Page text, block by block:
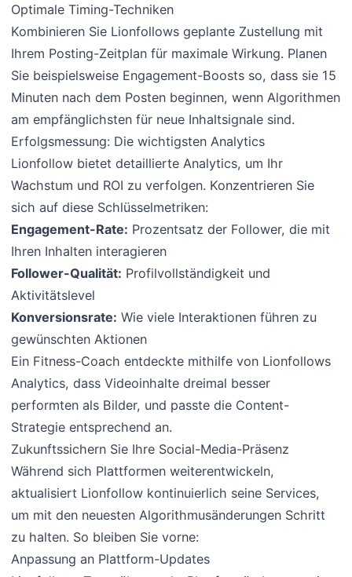
Optimale Timing-Techniken
Kombinieren Sie Lionfollows geplante Zustellung mit
Ihrem Posting-Zeitplan für maximale Wirkung. Planen
Sie beispielsweise Engagement-Boosts so, dass sie 15
Minuten nach dem Posten beginnen, wenn Algorithmen
am empfänglichsten für neue Inhaltsignale sind.
Erfolgsmessung: Die wichtigsten Analytics
Lionfollow bietet detaillierte Analytics, um Ihr
Wachstum und ROI zu verfolgen. Konzentrieren Sie
sich auf diese Schlüsselmetriken:
Engagement-Rate: Prozentsatz der Follower, die mit
Ihren Inhalten interagieren
Follower-Qualität: Profilvollständigkeit und
Aktivitätslevel
Konversionsrate: Wie viele Interaktionen führen zu
gewünschten Aktionen
Ein Fitness-Coach entdeckte mithilfe von Lionfollows
Analytics, dass Videoinhalte dreimal besser
performten als Bilder, und passte die Content-
Strategie entsprechend an.
Zukunftssichern Sie Ihre Social-Media-Präsenz
Während sich Plattformen weiterentwickeln,
aktualisiert Lionfollow kontinuierlich seine Services,
um mit den neuesten Algorithmusänderungen Schritt
zu halten. So bleiben Sie vorne:
Anpassung an Plattform-Updates